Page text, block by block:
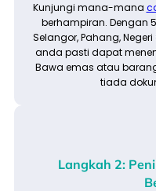
Kunjungi mana-mana
berhampiran. Dengan
Selangor, Pahang,
anda pasti dapat
Bawa emas atau
tiada
Langkah 2: